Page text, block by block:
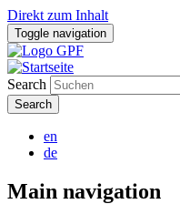
Direkt zum Inhalt
Toggle navigation
Search
en
de
Main navigation